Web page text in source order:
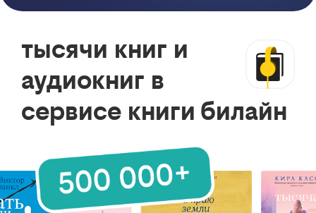
тысячи книг и
аудиокниг в
сервисе книги билайн